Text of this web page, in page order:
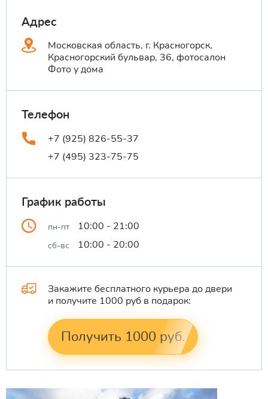
Адрес
Московская область, г. Красногорск,
Красногорский бульвар, 36, фотосалон
Фото у дома
Телефон
+7 (925) 826-55-37
+7 (495) 323-75-75
График работы
пн-пт 10:00 - 21:00
сб-вс 10:00 - 20:00
Закажите бесплатного курьера до двери
и получите 1000 руб в подарок:
Получить 1000 руб.